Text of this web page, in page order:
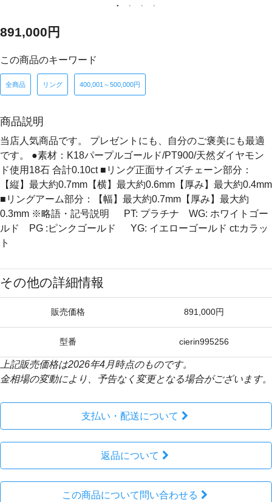
891,000円
この商品のキーワード
全商品 リング 400,001～500,000円
商品説明
当店人気商品です。 プレゼントにも、自分のご褒美にも最適
です。 ●素材：K18パープルゴールド/PT900/天然ダイヤモン
ド使用18石 合計0.10ct ■リング正面サイズチェーン部分：
【縦】最大約0.7mm【横】最大約0.6mm【厚み】最大約0.4mm
■リングアーム部分：【幅】最大約0.7mm【厚み】最大約
0.3mm ※略語・記号説明 PT: プラチナ WG: ホワイトゴー
ルド PG :ピンクゴールド YG: イエローゴールド ct:カラッ
ト
その他の詳細情報
販売価格 891,000円
型番 cierin995256
上記販売価格は2026年4月時点のものです。
金相場の変動により、予告なく変更となる場合がございます。
支払い・配送について
返品について
この商品について問い合わせる